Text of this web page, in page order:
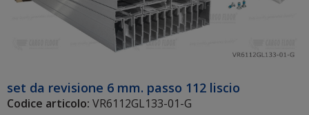
set da revisione 6 mm. passo 112 liscio
Codice articolo: VR6112GL133-01-G